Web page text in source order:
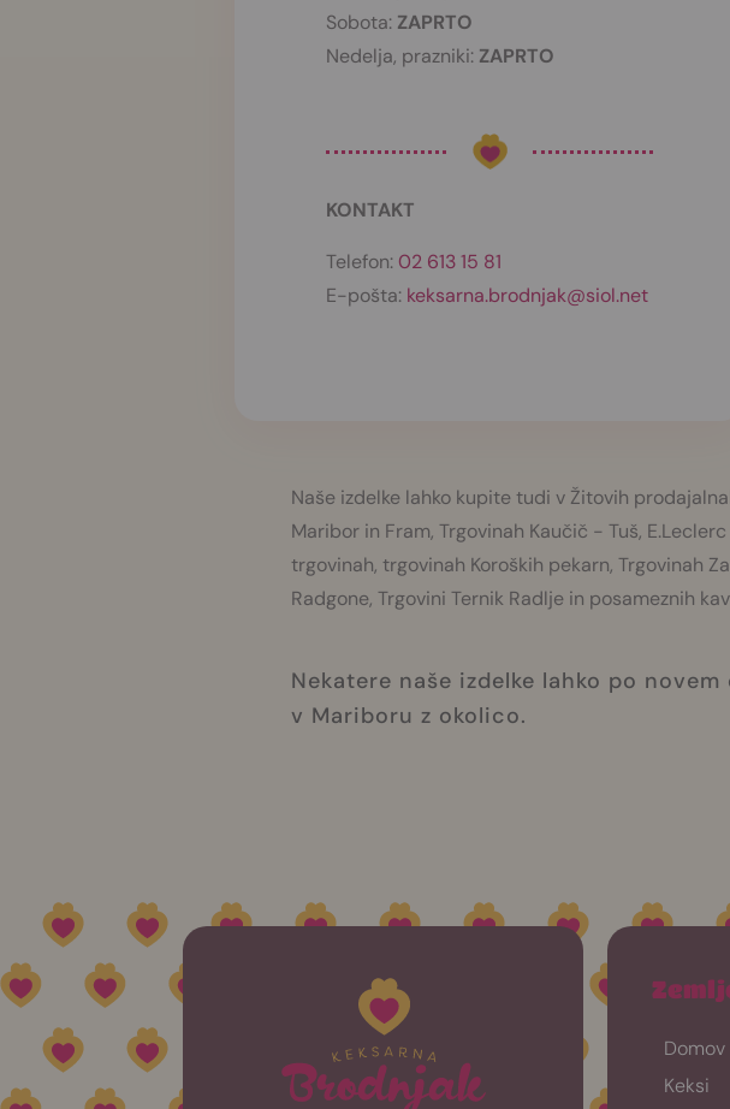
Nekatere naše izdelke lahko po
v Mariboru z okolico.
Naše izdelke lahko kupite tudi v Žitovih
Maribor in Fram, Trgovinah Kaučič - Tuš,
trgovinah, trgovinah Koroških pekarn, Trgovinah
Radgone, Trgovini Ternik Radlje in posameznih
Sobota: ZAPRTO
Nedelja, prazniki: ZAPRTO
KONTAKT
Telefon: 02 613 15 81
E-pošta: keksarna.brodnjak@siol.net
Domov
Keksi